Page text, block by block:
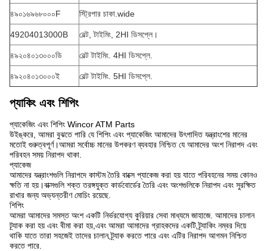
৪৯০১৬৯৬৮০০০F স্ট্রিপার চাকা.wide
49204013000B বেল্ট, টাইমিং, 2HI ডিসপ্লে।
৪৯২০৪০১৩০০০ডি বেল্ট টাইমিং. 4HI ডিসপ্লে.
৪৯২০৪০১৩০০০ই বেল্ট টাইমিং. 5HI ডিসপ্লে.
প্যাকিং এবং শিপিং
প্যাকেজিং এবং শিপিং Wincor ATM Parts
উইঙ্করে, আমরা বুঝতে পারি যে শিপিং এবং প্যাকেজিং আমাদের উৎপাদিত যন্ত্রাংশের মানের
মতোই গুরুত্বপূর্ণ।আমরা সর্বোচ্চ মানের উপকরণ ব্যবহার নিশ্চিত যে আমাদের অংশ নিরাপদ এবং
পরিবহন সময় নিরাপদ থাকা.
প্যাকেজ
আমাদের যন্ত্রাংশগুলি নিরাপদে কাস্টম তৈরি বাক্সে প্যাকেজ করা হয় যাতে পরিবহনের সময় কোনও
ক্ষতি না হয়।বাক্সগুলি শক্ত তরঙ্গযুক্ত কার্ডবোর্ডের তৈরি এবং অংশগুলিকে নিরাপদ এবং সুরক্ষিত
রাখার জন্য অভ্যন্তরীণ মোচিং রয়েছে.
শিপিং
আমরা আমাদের সমস্ত অংশ একটি নির্ভরযোগ্য কুরিয়ার সেবা মাধ্যমে জাহাজে. আমাদের চালান
ট্র্যাক করা হয় এবং বীমা করা হয়,এবং আমরা আমাদের গ্রাহকদের একটি ট্র্যাকিং নম্বর দিয়ে
থাকি যাতে তারা সহজেই তাদের চালান ট্র্যাক করতে পারে এবং এটির নিরাপদ আগমন নিশ্চিত
করতে পারে.